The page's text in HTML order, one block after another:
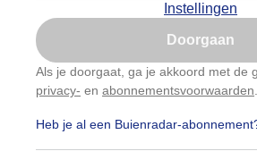
Instellingen
Doorgaan
Als je doorgaat, ga je akkoord met de
privacy- en abonnementsvoorwaarden
Heb je al een Buienradar-
Is goed, toon de
Nu niet, misschien
Gebruik je Safari en wil je niet elke
Klikhierom dit aan te